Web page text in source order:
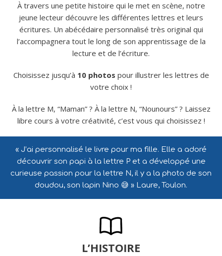
À travers une petite histoire qui le met en scène, notre
jeune lecteur découvre les différentes lettres et leurs
écritures. Un abécédaire personnalisé très original qui
l’accompagnera tout le long de son apprentissage de la
lecture et de l’écriture.
Choisissez jusqu’à 10 photos pour illustrer les lettres de
votre choix !
À la lettre M, “Maman” ? À la lettre N, “Nounours” ? Laissez
libre cours à votre créativité, c’est vous qui choisissez !
« J’ai personnalisé le livre pour ma fille. Elle a adoré
découvrir son papi à la lettre P et a développé une
curieuse passion pour la lettre N, il y a la photo de son
doudou, son lapin Nino 😅 » Laure, Toulon.
L’HISTOIRE